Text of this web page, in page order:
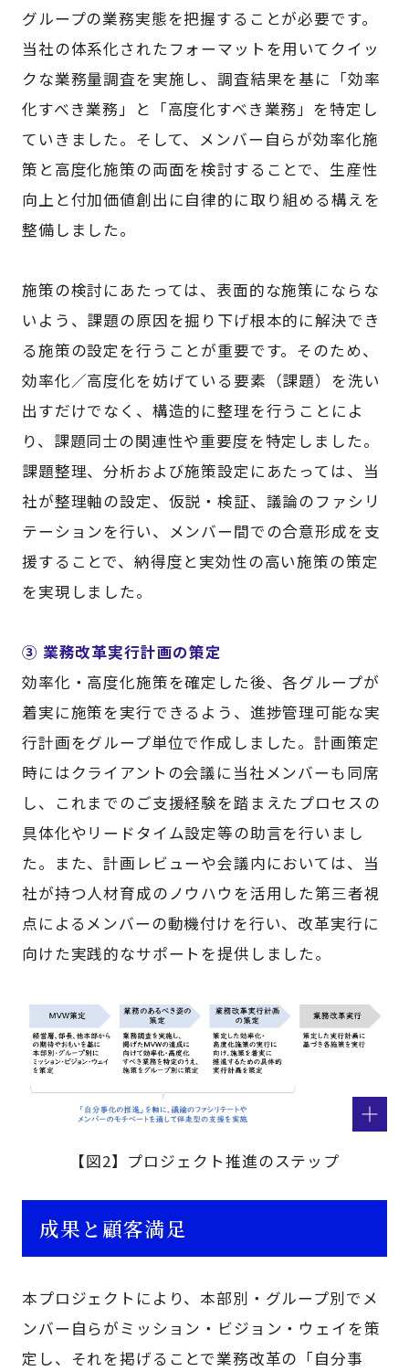
グループの業務実態を把握することが必要です。
当社の体系化されたフォーマットを用いてクイッ
クな業務量調査を実施し、調査結果を基に「効率
化すべき業務」と「高度化すべき業務」を特定し
ていきました。そして、メンバー自らが効率化施
策と高度化施策の両面を検討することで、生産性
向上と付加価値創出に自律的に取り組める構えを
整備しました。
施策の検討にあたっては、表面的な施策にならな
いよう、課題の原因を掘り下げ根本的に解決でき
る施策の設定を行うことが重要です。そのため、
効率化／高度化を妨げている要素（課題）を洗い
出すだけでなく、構造的に整理を行うことによ
り、課題同士の関連性や重要度を特定しました。
課題整理、分析および施策設定にあたっては、当
社が整理軸の設定、仮説・検証、議論のファシリ
テーションを行い、メンバー間での合意形成を支
援することで、納得度と実効性の高い施策の策定
を実現しました。
③ 業務改革実行計画の策定
効率化・高度化施策を確定した後、各グループが
着実に施策を実行できるよう、進捗管理可能な実
行計画をグループ単位で作成しました。計画策定
時にはクライアントの会議に当社メンバーも同席
し、これまでのご支援経験を踏まえたプロセスの
具体化やリードタイム設定等の助言を行いまし
た。また、計画レビューや会議内においては、当
社が持つ人材育成のノウハウを活用した第三者視
点によるメンバーの動機付けを行い、改革実行に
向けた実践的なサポートを提供しました。
【図2】プロジェクト推進のステップ
成果と顧客満足
本プロジェクトにより、本部別・グループ別でメ
ンバー自らがミッション・ビジョン・ウェイを策
定し、それを掲げることで業務改革の「自分事